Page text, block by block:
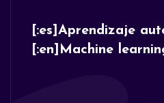
[:es]Aprendizaje
[:en]Machine